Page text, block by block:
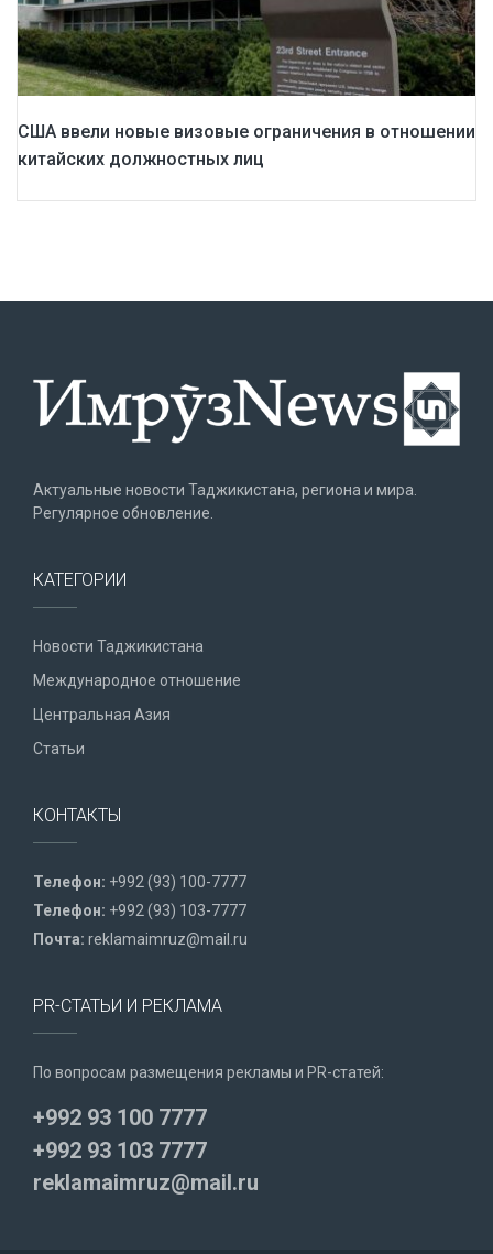
США ввели новые визовые ограничения в отношении
китайских должностных лиц
Актуальные новости Таджикистана, региона и мира.
Регулярное обновление.
КАТЕГОРИИ
Новости Таджикистана
Международное отношение
Центральная Азия
Статьи
КОНТАКТЫ
Телефон: +992 (93) 100-7777
Телефон: +992 (93) 103-7777
Почта: reklamaimruz@mail.ru
PR-СТАТЬИ И РЕКЛАМА
По вопросам размещения рекламы и PR-статей:
+992 93 100 7777
+992 93 103 7777
reklamaimruz@mail.ru